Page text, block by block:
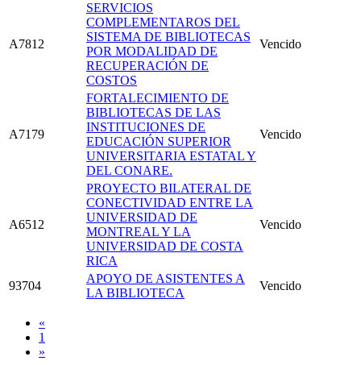
A7812
SERVICIOS
COMPLEMENTAROS DEL
SISTEMA DE BIBLIOTECAS
POR MODALIDAD DE
RECUPERACIÓN DE
COSTOS
Vencido
A7179
FORTALECIMIENTO DE
BIBLIOTECAS DE LAS
INSTITUCIONES DE
EDUCACIÓN SUPERIOR
UNIVERSITARIA ESTATAL Y
DEL CONARE.
Vencido
A6512
PROYECTO BILATERAL DE
CONECTIVIDAD ENTRE LA
UNIVERSIDAD DE
MONTREAL Y LA
UNIVERSIDAD DE COSTA
RICA
Vencido
93704
APOYO DE ASISTENTES A
LA BIBLIOTECA
Vencido
«
1
»